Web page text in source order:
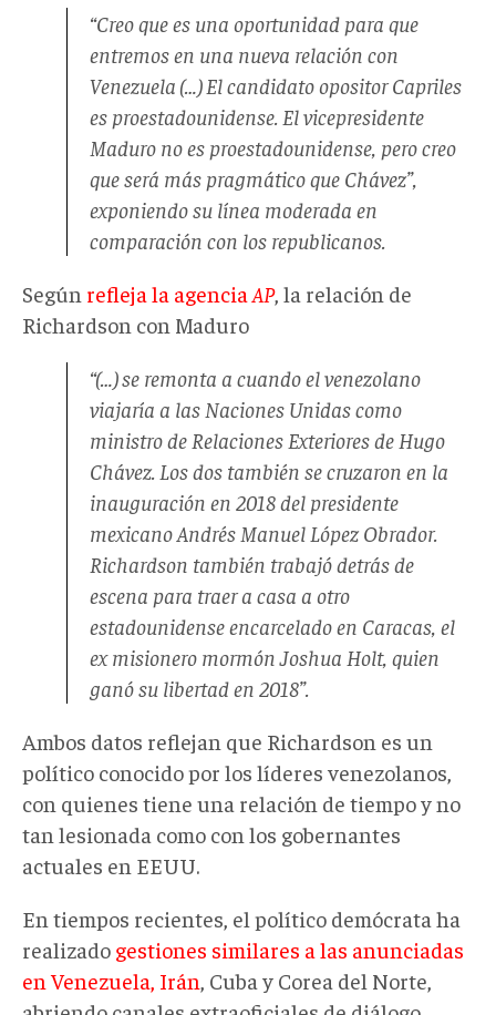
“Creo que es una oportunidad para que
entremos en una nueva relación con
Venezuela (…) El candidato opositor Capriles
es proestadounidense. El vicepresidente
Maduro no es proestadounidense, pero creo
que será más pragmático que Chávez”,
exponiendo su línea moderada en
comparación con los republicanos.
Según refleja la agencia AP, la relación de
Richardson con Maduro
“(…) se remonta a cuando el venezolano
viajaría a las Naciones Unidas como
ministro de Relaciones Exteriores de Hugo
Chávez. Los dos también se cruzaron en la
inauguración en 2018 del presidente
mexicano Andrés Manuel López Obrador.
Richardson también trabajó detrás de
escena para traer a casa a otro
estadounidense encarcelado en Caracas, el
ex misionero mormón Joshua Holt, quien
ganó su libertad en 2018”.
Ambos datos reflejan que Richardson es un
político conocido por los líderes venezolanos,
con quienes tiene una relación de tiempo y no
tan lesionada como con los gobernantes
actuales en EEUU.
En tiempos recientes, el político demócrata ha
realizado gestiones similares a las anunciadas
en Venezuela, Irán , Cuba y Corea del Norte,